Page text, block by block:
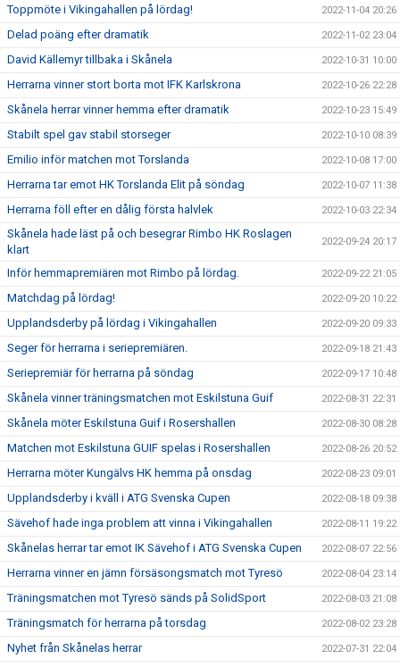
Toppmöte i Vikingahallen på lördag! 2022-11-04 20:26
Delad poäng efter dramatik 2022-11-02 23:04
David Källemyr tillbaka i Skånela 2022-10-31 10:00
Herrarna vinner stort borta mot IFK Karlskrona 2022-10-26 22:28
Skånela herrar vinner hemma efter dramatik 2022-10-23 15:49
Stabilt spel gav stabil storseger 2022-10-10 08:39
Emilio inför matchen mot Torslanda 2022-10-08 17:00
Herrarna tar emot HK Torslanda Elit på söndag 2022-10-07 11:38
Herrarna föll efter en dålig första halvlek 2022-10-03 22:34
Skånela hade läst på och besegrar Rimbo HK Roslagen
klart
2022-09-24 20:17
Inför hemmapremiären mot Rimbo på lördag. 2022-09-22 21:05
Matchdag på lördag! 2022-09-20 10:22
Upplandsderby på lördag i Vikingahallen 2022-09-20 09:33
Seger för herrarna i seriepremiären. 2022-09-18 21:43
Seriepremiär för herrarna på söndag 2022-09-17 10:48
Skånela vinner träningsmatchen mot Eskilstuna Guif 2022-08-31 22:31
Skånela möter Eskilstuna Guif i Rosershallen 2022-08-30 08:28
Matchen mot Eskilstuna GUIF spelas i Rosershallen 2022-08-26 20:52
Herrarna möter Kungälvs HK hemma på onsdag 2022-08-23 09:01
Upplandsderby i kväll i ATG Svenska Cupen 2022-08-18 09:38
Sävehof hade inga problem att vinna i Vikingahallen 2022-08-11 19:22
Skånelas herrar tar emot IK Sävehof i ATG Svenska Cupen 2022-08-07 22:56
Herrarna vinner en jämn försäsongsmatch mot Tyresö 2022-08-04 23:14
Träningsmatchen mot Tyresö sänds på SolidSport 2022-08-03 21:08
Träningsmatch för herrarna på torsdag 2022-08-02 23:28
Nyhet från Skånelas herrar 2022-07-31 22:04